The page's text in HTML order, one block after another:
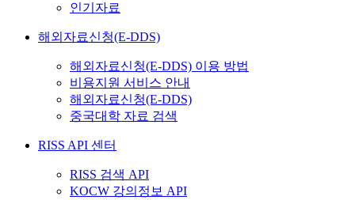
인기자료
해외자료신청(E-DDS)
해외자료신청(E-DDS) 이용 방법
비용지원 서비스 안내
해외자료신청(E-DDS)
중국대학 자료 검색
RISS API 센터
RISS 검색 API
KOCW 강의정보 API